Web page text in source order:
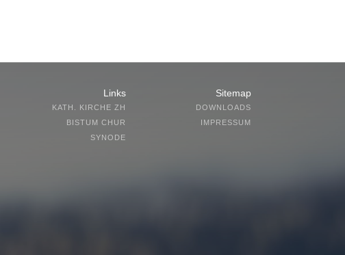
Links
KATH. KIRCHE ZH
BISTUM CHUR
SYNODE
Sitemap
DOWNLOADS
IMPRESSUM